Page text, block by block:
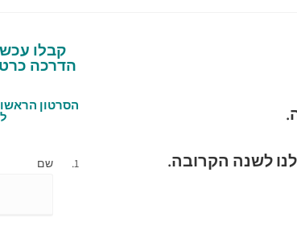
לשנה הקרובה.
קבלו
הדרכה
הסרטון
שם